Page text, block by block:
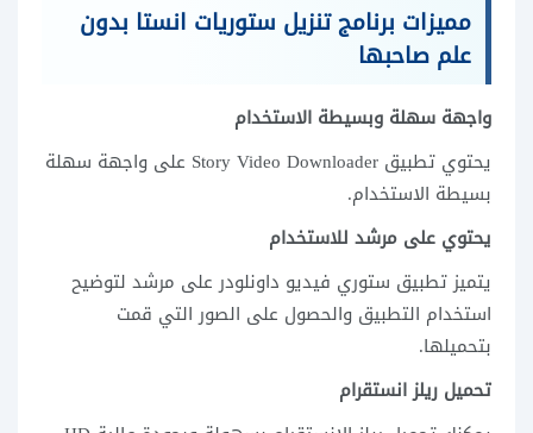
مميزات برنامج تنزيل ستوريات انستا بدون
علم صاحبها
واجهة سهلة وبسيطة الاستخدام
يحتوي تطبيق Story Video Downloader على واجهة سهلة
بسيطة الاستخدام.
يحتوي على مرشد للاستخدام
يتميز تطبيق ستوري فيديو داونلودر على مرشد لتوضيح
استخدام التطبيق والحصول على الصور التي قمت
بتحميلها.
تحميل ريلز انستقرام